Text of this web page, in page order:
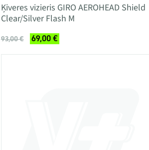
Ķiveres vizieris GIRO AEROHEAD Shield
Clear/Silver Flash M
93,00 € 69,00 €